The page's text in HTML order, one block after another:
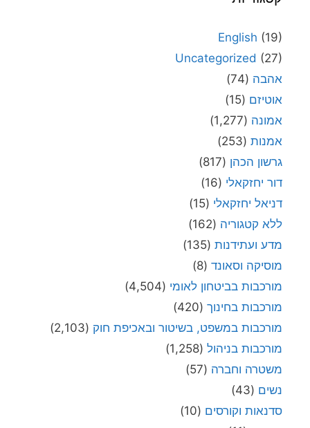
English (19)
Uncategorized (27)
אהבה (74)
אוטיזם (15)
אמונה (1,277)
אמנות (253)
גרשון הכהן (817)
דור יחזקאלי (16)
דניאל יחזקאלי (15)
ללא קטגוריה (162)
מדע ועתידנות (135)
מוסיקה וסאונד (8)
מורכבות בביטחון לאומי (4,504)
מורכבות בחינוך (420)
מורכבות במשפט, בשיטור ובאכיפת חוק (2,103)
מורכבות בניהול (1,258)
משטרה וחברה (57)
נשים (43)
סדנאות וקורסים (10)